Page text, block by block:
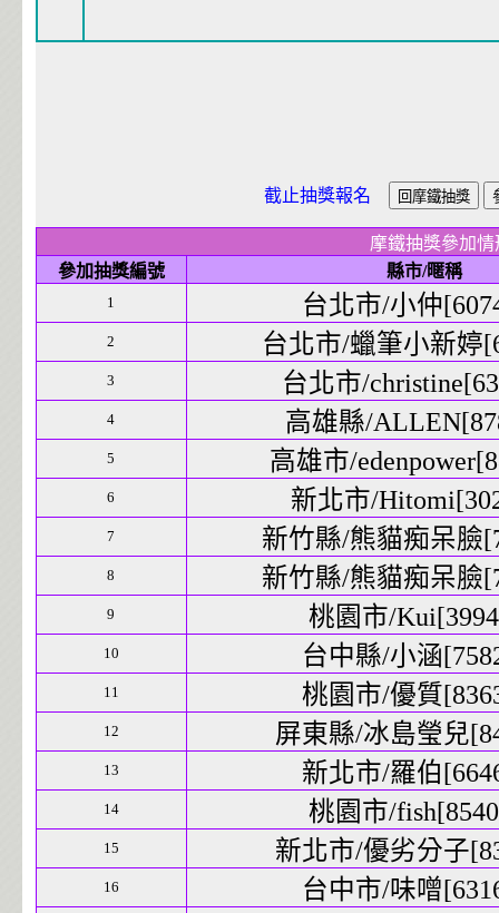
截止抽獎報名
摩鐵抽獎參加情
參加抽獎編號
縣市/暱稱
1 台北市/小仲
2 台北市/蠟筆小新婷
3 台北市/
4 高雄縣/
5 高雄市/
6 新北市/
7 新竹縣/熊貓痴呆臉
8 新竹縣/熊貓痴呆臉
9 桃園市/
10 台中縣/小涵
11 桃園市/優質
12 屏東縣/冰島瑩兒
13 新北市/羅伯
14 桃園市/
15 新北市/優劣分子
16 台中市/味噌